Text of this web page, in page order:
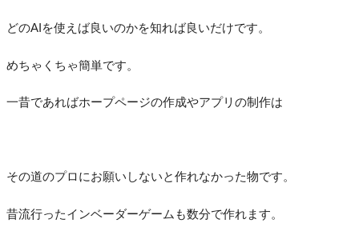
どのAIを使えば良いのかを知れば良いだけです。
めちゃくちゃ簡単です。
一昔であればホープページの作成やアプリの制作は
その道のプロにお願いしないと作れなかった物です。
昔流行ったインベーダーゲームも数分で作れます。